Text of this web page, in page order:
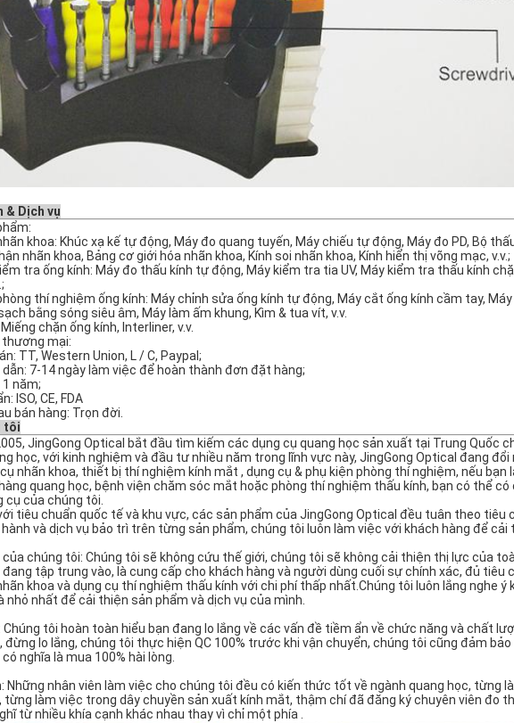
& Dịch vụ
khoa: Khúc xạ kế tự động, Máy đo quang tuyến, Máy chiếu tự động, Máy đo PD, Bộ
nhãn khoa, Bảng cơ giới hóa nhãn khoa, Kính soi nhãn khoa, Kính hiển thị võng mạc, v.v.;
tra ống kính: Máy đo thấu kính tự động, Máy kiểm tra tia UV, Máy kiểm tra thấu kính
thí nghiệm ống kính: Máy chỉnh sửa ống kính tự động, Máy cắt ống kính cầm tay,
bằng sóng siêu âm, Máy làm ấm khung, Kìm & tua vít, v.v.
chặn ống kính, Interliner, v.v.
mại:
TT, Western Union, L / C, Paypal;
7-14 ngày làm việc để hoàn thành đơn đặt hàng;
1 năm;
ISO, CE, FDA
bán hàng: Trọn đời.
tôi
JingGong Optical bắt đầu tìm kiếm các dụng cụ quang học sản xuất tại Trung Quốc
học, với kinh nghiệm và đầu tư nhiều năm trong lĩnh vực này, JingGong Optical đang
cụ nhãn khoa, thiết bị thí nghiệm kính mắt , dụng cụ & phụ kiện phòng thí nghiệm, nếu bạn
quang học, bệnh viện chăm sóc mắt hoặc phòng thí nghiệm thấu kính, bạn có thể
cụ của chúng tôi.
tiêu chuẩn quốc tế và khu vực, các sản phẩm của JingGong Optical đều tuân theo tiêu
và dịch vụ bảo trì trên từng sản phẩm, chúng tôi luôn làm việc với khách hàng để cải
của chúng tôi: Chúng tôi sẽ không cứu thế giới, chúng tôi sẽ không cải thiện thị lực của
tập trung vào, là cung cấp cho khách hàng và người dùng cuối sự chính xác, đủ tiêu
khoa và dụng cụ thí nghiệm thấu kính với chi phí thấp nhất.Chúng tôi luôn lắng nghe
nhỏ nhất để cải thiện sản phẩm và dịch vụ của mình.
Chúng tôi hoàn toàn hiểu bạn đang lo lắng về các vấn đề tiềm ẩn về chức năng và chất
đừng lo lắng, chúng tôi thực hiện QC 100% trước khi vận chuyển, chúng tôi cũng đảm
nghĩa là mua 100% hài lòng.
Những nhân viên làm việc cho chúng tôi đều có kiến ​​thức tốt về ngành quang học, từng
từng làm việc trong dây chuyền sản xuất kính mắt, thậm chí đã đăng ký chuyên viên đo
từ nhiều khía cạnh khác nhau thay vì chỉ một phía .